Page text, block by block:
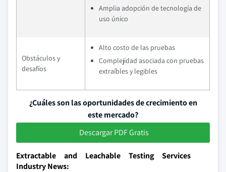
Amplia adopción de tecnología de
uso único
Obstáculos y
desafíos
Alto costo de las pruebas
Complejidad asociada con pruebas
extraíbles y legibles
¿Cuáles son las oportunidades de crecimiento en
este mercado?
Descargar PDF Gratis
Extractable and Leachable Testing Services
Industry News: